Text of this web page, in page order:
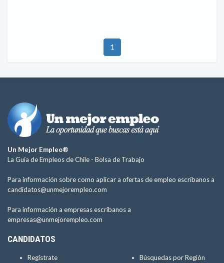
1
Un Mejor Empleo®
La Guía de Empleos de Chile - Bolsa de Trabajo
Para información sobre como aplicar a ofertas de empleo escríbanos a
candidatos@unmejorempleo.com
Para información a empresas escríbanos a
empresas@unmejorempleo.com
CANDIDATOS
Regístrate Búsquedas por Región